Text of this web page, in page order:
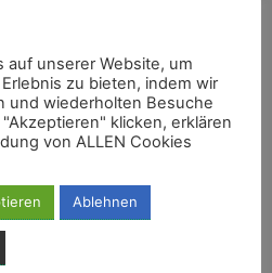
Uhr
Reiseservice
auf unserer Website, um
zu bieten, indem wir
und wiederholten Besuche
klicken, erklären
von ALLEN Cookies
Ablehnen